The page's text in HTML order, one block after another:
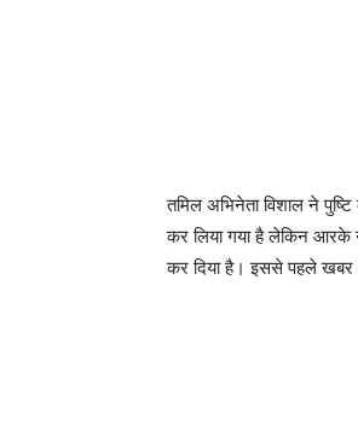
तमिल अभिनेता विशाल ने
कर लिया गया है लेकिन आरके
कर दिया है। इससे पहले खबर